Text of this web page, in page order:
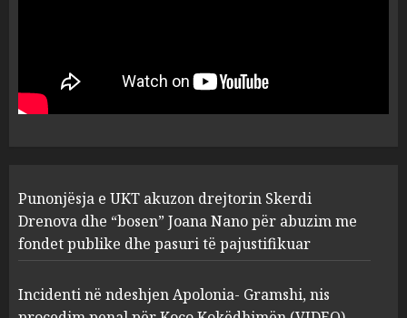
1
“bosen” Joana Nano për
abuzim me fondet publike dhe
pasuri të pajustifikuar
2
Apolonia- Gramshi, nis
procedim penal për Koço
Kokëdhimën (VIDEO)
MARCH 27, 2025
Punonjësja e UKT akuzon drejtorin Skerdi
Drenova dhe “bosen” Joana Nano për abuzim me
fondet publike dhe pasuri të pajustifikuar
Incidenti në ndeshjen Apolonia- Gramshi, nis